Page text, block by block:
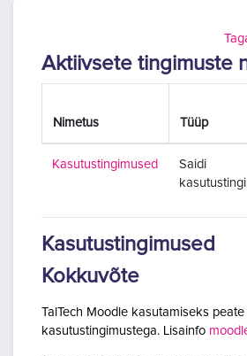
Aktiivsete tingimuste
Nimetus Tüüp
Kasutustingimused
Saidi
Kasutustingimused
Kokkuvõte
TalTech Moodle kasutamiseks
kasutustingimustega. Lisainfo